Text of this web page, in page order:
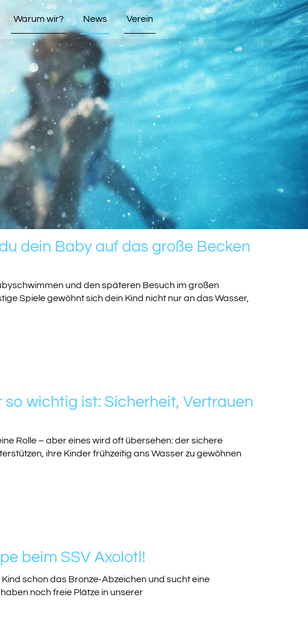
Warum wir? News Verein
dein Baby auf das große Becken
und den späteren Besuch im großen
Spiele gewöhnt sich dein Kind nicht nur an das Wasser,
wichtig ist: Sicherheit, Vertrauen
Rolle – aber eines wird oft übersehen: der sichere
ihre Kinder frühzeitig ans Wasser zu gewöhnen
beim SSV Axolotl!
schon das Bronze-Abzeichen und sucht eine
noch freie Plätze in unserer